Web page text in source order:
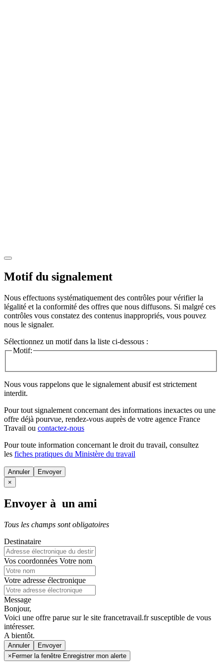
Motif du signalement
Nous effectuons systématiquement des contrôles pour vérifier la
légalité et la conformité des offres que nous diffusons. Si malgré ces
contrôles vous constatez des contenus inappropriés, vous pouvez
nous le signaler.
Sélectionnez un motif dans la liste ci-dessous :
Motif:
Nous vous rappelons que le signalement abusif est strictement
interdit.
Pour tout signalement concernant des informations inexactes ou une
offre déjà pourvue, rendez-vous auprès de votre agence France
Travail ou contactez-nous
Pour toute information concernant le droit du travail, consultez
les fiches pratiques du Ministère du travail
Annuler
×
Envoyer à un ami
Tous les champs sont obligatoires
Destinataire
Vos coordonnées Votre nom
Votre adresse électronique
Message
Bonjour,
Voici une offre parue sur le site francetravail.fr susceptible de vous
intéresser.
A bientôt.
Annuler
× Fermer la fenêtre Enregistrer mon alerte